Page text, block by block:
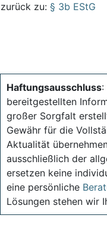
zurück zu: § 3b EStG
Haftungsausschluss:
bereitgestellten
großer Sorgfalt
Gewähr für die
Aktualität
ausschließlich der
ersetzen keine
eine persönliche
Lösungen stehen wir